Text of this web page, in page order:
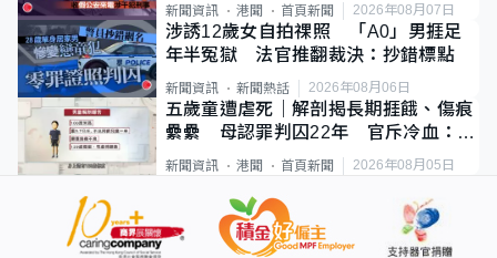
新聞資訊 港聞 首頁新聞 2026年08月07日
涉誘12歲女自拍祼照 「A0」男捱足
年半冤獄 法官推翻裁決：抄錯標點
新聞資訊 新聞熱話 2026年08月06日
五歲童遭虐死｜解剖揭長期捱餓、傷痕
纍纍 母認罪判囚22年 官斥冷血：同
類案最惡劣
新聞資訊 港聞 首頁新聞 2026年08月05日